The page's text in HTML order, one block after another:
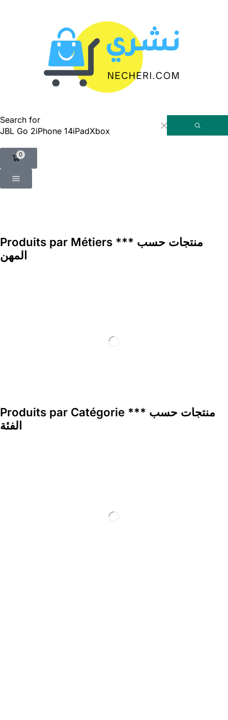
Search for
JBL Go 2iPhone 14iPadXbox
0
Produits par Métiers *** منتجات حسب
المهن
Produits par Catégorie *** منتجات حسب
الفئة